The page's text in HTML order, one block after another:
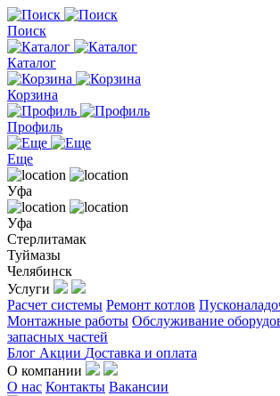
Поиск
Каталог
Корзина
Профиль
Еще
Уфа
Уфа
Стерлитамак
Туймазы
Челябинск
Услуги
Расчет системы Ремонт котлов
Монтажные работы Обслуживание
запасных частей
Блог Акции Доставка и оплата
О компании
О нас Контакты Вакансии